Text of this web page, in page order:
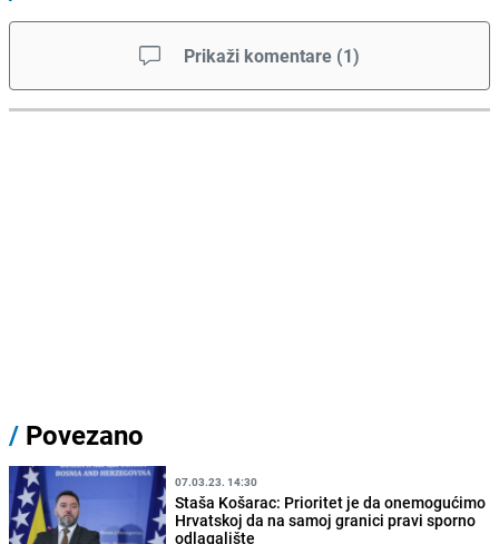
Prikaži komentare (1)
/ Povezano
07.03.23. 14:30
Staša Košarac: Prioritet je da onemogućimo
Hrvatskoj da na samoj granici pravi sporno
odlagalište